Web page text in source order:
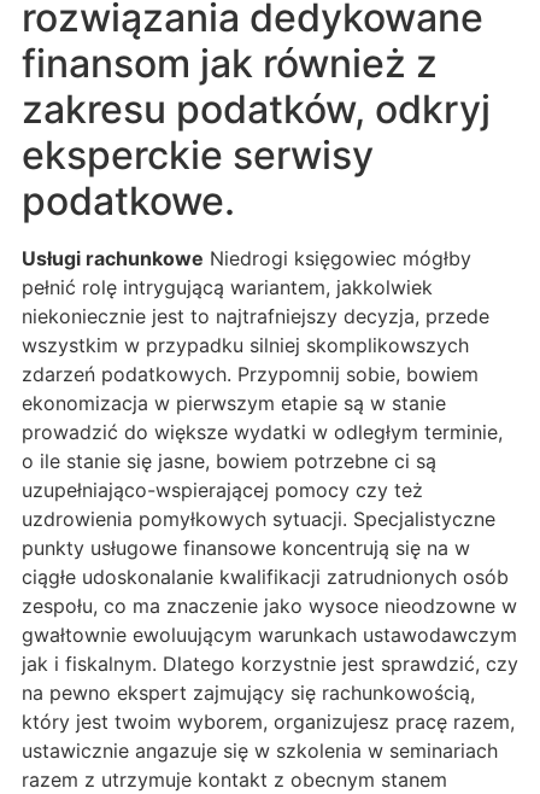
rozwiązania dedykowane
finansom jak również z
zakresu podatków, odkryj
eksperckie serwisy
podatkowe.
Usługi rachunkowe Niedrogi księgowiec mógłby
pełnić rolę intrygującą wariantem, jakkolwiek
niekoniecznie jest to najtrafniejszy decyzja, przede
wszystkim w przypadku silniej skomplikowszych
zdarzeń podatkowych. Przypomnij sobie, bowiem
ekonomizacja w pierwszym etapie są w stanie
prowadzić do większe wydatki w odległym terminie,
o ile stanie się jasne, bowiem potrzebne ci są
uzupełniająco-wspierającej pomocy czy też
uzdrowienia pomyłkowych sytuacji. Specjalistyczne
punkty usługowe finansowe koncentrują się na w
ciągłe udoskonalanie kwalifikacji zatrudnionych osób
zespołu, co ma znaczenie jako wysoce nieodzowne w
gwałtownie ewoluującym warunkach ustawodawczym
jak i fiskalnym. Dlatego korzystnie jest sprawdzić, czy
na pewno ekspert zajmujący się rachunkowością,
który jest twoim wyborem, organizujesz pracę razem,
ustawicznie angazuje się w szkolenia w seminariach
razem z utrzymuje kontakt z obecnym stanem